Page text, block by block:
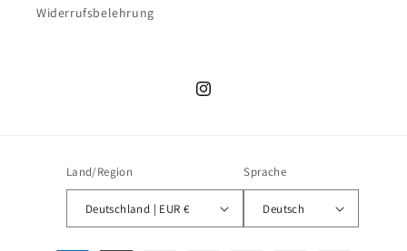
Widerrufsbelehrung
Instagram
Land/Region
Deutschland | EUR €
Sprache
Deutsch